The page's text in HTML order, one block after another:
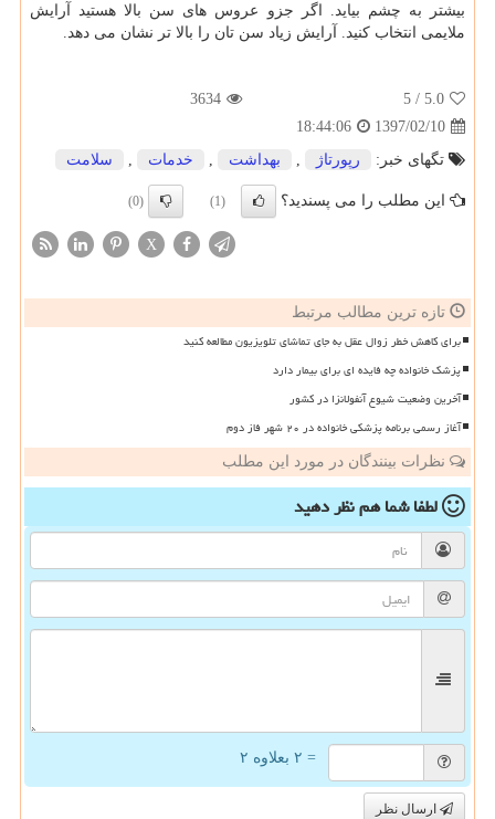
بیشتر به چشم بیاید. اگر جزو عروس های سن بالا هستید آرایش
ملایمی انتخاب کنید. آرایش زیاد سن تان را بالا تر نشان می دهد.
5.0
/ 5
3634
1397/02/10
18:44:06
تگهای خبر:
رپورتاژ , بهداشت , خدمات , سلامت
این مطلب را می پسندید؟ (1)
(0)
X
تازه ترین مطالب مرتبط
برای کاهش خطر زوال عقل به جای تماشای تلویزیون مطالعه کنید
پزشک خانواده چه فایده ای برای بیمار دارد
آخرین وضعیت شیوع آنفولانزا در کشور
آغاز رسمی برنامه پزشکی خانواده در ۲۰ شهر فاز دوم
نظرات بینندگان در مورد این مطلب
لطفا شما همنظر دهید
= ۲ بعلاوه ۲
ارسال نظر